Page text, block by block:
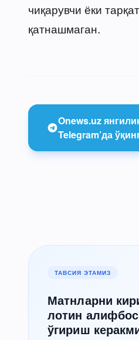
чиқарувчи ёки
қатнашмаган.
Onews.uz
Telegram’да
ТАВСИЯ ЭТАМИЗ
Матнларни
лотин
ўгириш